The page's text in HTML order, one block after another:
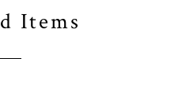
Items